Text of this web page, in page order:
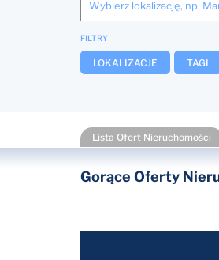
FILTRY
LOKALIZACJE TAGI
Lista Ofert Nieruchomości
Gorące Oferty